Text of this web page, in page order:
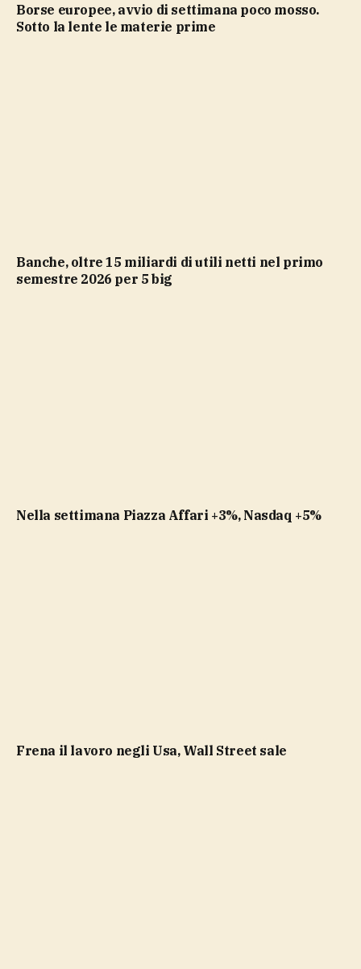
Borse europee, avvio di settimana poco mosso.
Sotto la lente le materie prime
Banche, oltre 15 miliardi di utili netti nel primo
semestre 2026 per 5 big
Nella settimana Piazza Affari +3%, Nasdaq +5%
Frena il lavoro negli Usa, Wall Street sale